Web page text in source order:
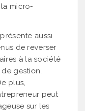
micro-
aussi
de reverser
à la société
gestion,
plus,
peut
sur les